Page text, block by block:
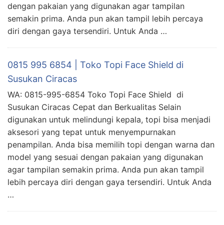
dengan pakaian yang digunakan agar tampilan
semakin prima. Anda pun akan tampil lebih percaya
diri dengan gaya tersendiri. Untuk Anda …
0815 995 6854 | Toko Topi Face Shield di
Susukan Ciracas
WA: 0815-995-6854 Toko Topi Face Shield di
Susukan Ciracas Cepat dan Berkualitas Selain
digunakan untuk melindungi kepala, topi bisa menjadi
aksesori yang tepat untuk menyempurnakan
penampilan. Anda bisa memilih topi dengan warna dan
model yang sesuai dengan pakaian yang digunakan
agar tampilan semakin prima. Anda pun akan tampil
lebih percaya diri dengan gaya tersendiri. Untuk Anda
…